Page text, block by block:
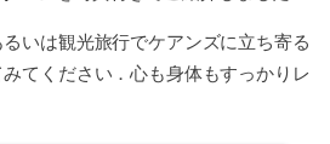
いは観光旅行でケアンズに立ち寄る
てください．心も身体もすっかりレ